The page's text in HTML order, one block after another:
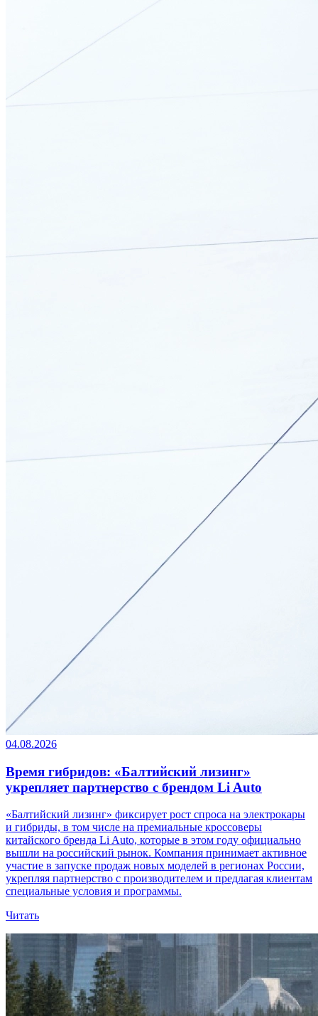
04.08.2026
Время гибридов: «Балтийский лизинг»
укрепляет партнерство с брендом Li Auto
«Балтийский лизинг» фиксирует рост спроса на электрокары
и гибриды, в том числе на премиальные кроссоверы
китайского бренда Li Auto, которые в этом году официально
вышли на российский рынок. Компания принимает активное
участие в запуске продаж новых моделей в регионах России,
укрепляя партнерство с производителем и предлагая клиентам
специальные условия и программы.
Читать